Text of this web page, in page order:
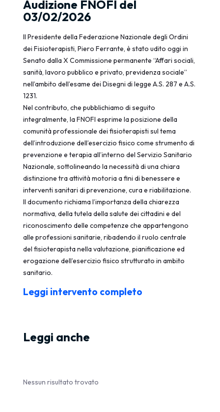
Audizione FNOFI del
03/02/2026
Il Presidente della Federazione Nazionale degli Ordini
dei Fisioterapisti, Piero Ferrante, è stato udito oggi in
Senato dalla X Commissione permanente “Affari sociali,
sanità, lavoro pubblico e privato, previdenza sociale”
nell’ambito dell’esame dei Disegni di legge A.S. 287 e A.S.
1231.
Nel contributo, che pubblichiamo di seguito
integralmente, la FNOFI esprime la posizione della
comunità professionale dei fisioterapisti sul tema
dell’introduzione dell’esercizio fisico come strumento di
prevenzione e terapia all’interno del Servizio Sanitario
Nazionale, sottolineando la necessità di una chiara
distinzione tra attività motoria a fini di benessere e
interventi sanitari di prevenzione, cura e riabilitazione.
Il documento richiama l’importanza della chiarezza
normativa, della tutela della salute dei cittadini e del
riconoscimento delle competenze che appartengono
alle professioni sanitarie, ribadendo il ruolo centrale
del fisioterapista nella valutazione, pianificazione ed
erogazione dell’esercizio fisico strutturato in ambito
sanitario.
Leggi intervento completo
Leggi anche
Nessun risultato trovato